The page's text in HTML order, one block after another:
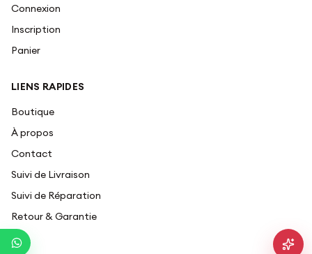
Connexion
Inscription
Panier
LIENS RAPIDES
Boutique
À propos
Contact
Suivi de Livraison
Suivi de Réparation
Retour & Garantie